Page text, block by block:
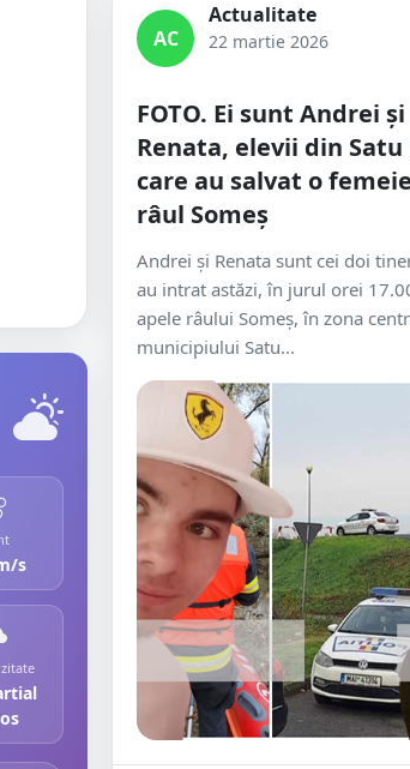
s
AC
Actualitate
22 martie 2026
FOTO. Ei sunt Andrei și
Renata, elevii din Satu
care au salvat o
râul Someș
Andrei și Renata sunt cei doi
au intrat astăzi, în jurul orei
apele râului Someș, în zona
municipiului Satu...